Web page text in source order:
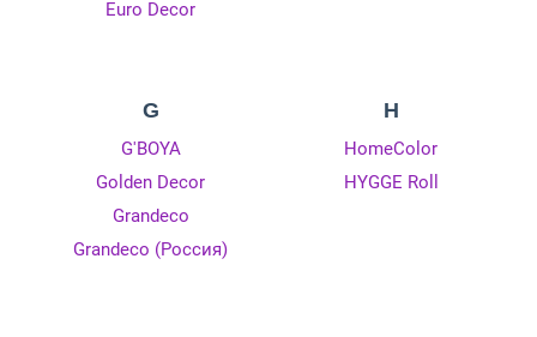
Euro Decor
G
G'BOYA
Golden Decor
Grandeco
Grandeco (Россия)
H
HomeColor
HYGGE Roll